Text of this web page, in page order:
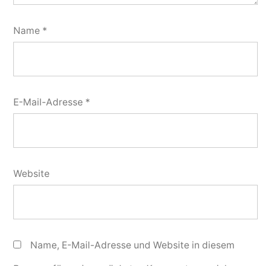
Name *
E-Mail-Adresse *
Website
Name, E-Mail-Adresse und Website in diesem